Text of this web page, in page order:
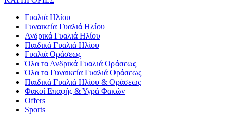
Γυαλιά Ηλίου
Γυναικεία Γυαλιά Ηλίου
Ανδρικά Γυαλιά Ηλίου
Παιδικά Γυαλιά Ηλίου
Γυαλιά Οράσεως
Όλα τα Ανδρικά Γυαλιά Οράσεως
Όλα τα Γυναικεία Γυαλιά Οράσεως
Παιδικά Γυαλιά Ηλίου & Οράσεως
Φακοί Επαφής & Υγρά Φακών
Offers
Sports